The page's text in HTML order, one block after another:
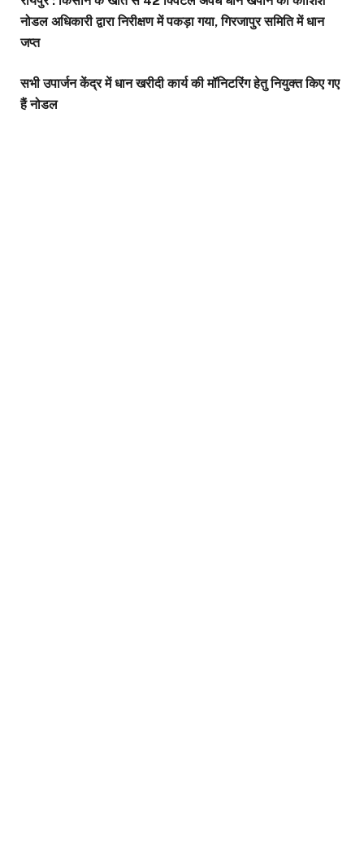
नोडल अधिकारी द्वारा निरीक्षण में पकड़ा गया, गिरजापुर समिति में धान
जप्त
सभी उपार्जन केंद्र में धान खरीदी कार्य की मॉनिटरिंग हेतु नियुक्त किए गए
हैं नोडल